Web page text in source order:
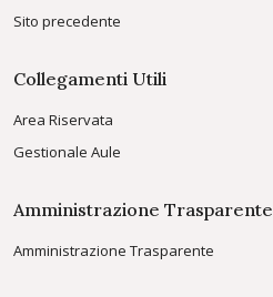
Sito precedente
Collegamenti Utili
Area Riservata
Gestionale Aule
Amministrazione Trasparente
Amministrazione Trasparente